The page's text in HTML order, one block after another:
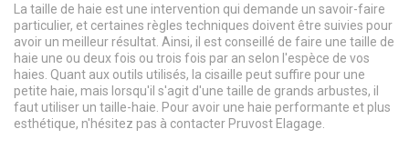
La taille de haie est une intervention qui demande un savoir-faire
particulier, et certaines règles techniques doivent être suivies pour
avoir un meilleur résultat. Ainsi, il est conseillé de faire une taille de
haie une ou deux fois ou trois fois par an selon l'espèce de vos
haies. Quant aux outils utilisés, la cisaille peut suffire pour une
petite haie, mais lorsqu'il s'agit d'une taille de grands arbustes, il
faut utiliser un taille-haie. Pour avoir une haie performante et plus
esthétique, n'hésitez pas à contacter Pruvost Elagage.